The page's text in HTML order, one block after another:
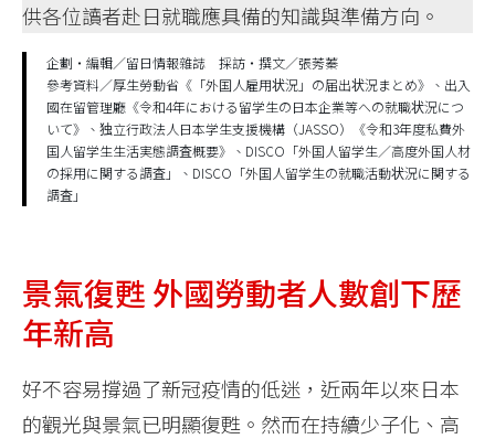
供各位讀者赴日就職應具備的知識與準備方向。
企劃・編輯／留日情報雜誌 採訪・撰文／張莠蓁
參考資料／厚生勞動省《「外国人雇用状況」の届出状況まとめ》、出入
國在留管理廳《令和4年における留学生の日本企業等への就職状況につ
いて》、独立行政法人日本学生支援機構（JASSO）《令和3年度私費外
国人留学生生活実態調査概要》、DISCO「外国人留学生／高度外国人材
の採用に関する調査」、DISCO「外国人留学生の就職活動状況に関する
調査」
景氣復甦 外國勞動者人數創下歷
年新高
好不容易撐過了新冠疫情的低迷，近兩年以來日本
的觀光與景氣已明顯復甦。然而在持續少子化、高